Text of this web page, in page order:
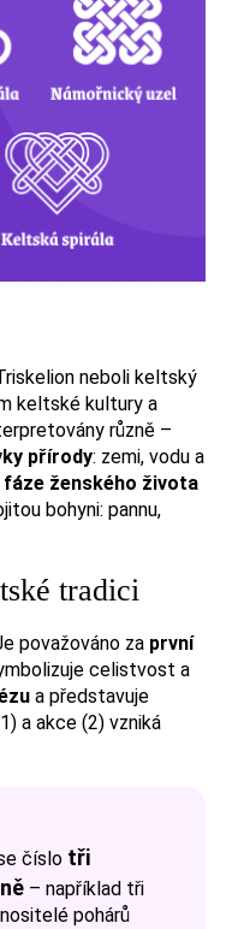
neboli keltský
keltské kultury a
různě –
přírody: zemi, vodu a
ženského života
bohyni: pannu,
tradici
považováno za první
celistvost a
a představuje
a akce (2) vzniká
číslo tři
– například tři
pohárů